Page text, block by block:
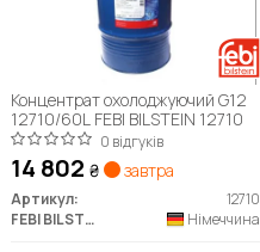
Концентрат охолоджуючий G12
12710/60L FEBI BILSTEIN 12710
0 відгуків
14 802 ₴ завтра
Артикул:
12710
FEBI BILSTEIN
Німеччина